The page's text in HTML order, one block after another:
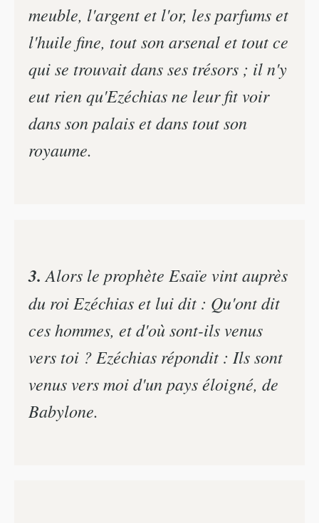
meuble, l'argent et l'or, les parfums et
l'huile fine, tout son arsenal et tout ce
qui se trouvait dans ses trésors ; il n'y
eut rien qu'Ezéchias ne leur fit voir
dans son palais et dans tout son
royaume.
3. Alors le prophète Esaïe vint auprès
du roi Ezéchias et lui dit : Qu'ont dit
ces hommes, et d'où sont-ils venus
vers toi ? Ezéchias répondit : Ils sont
venus vers moi d'un pays éloigné, de
Babylone.